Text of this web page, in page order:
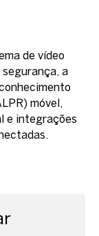
de vídeo
a
móvel,
e integrações